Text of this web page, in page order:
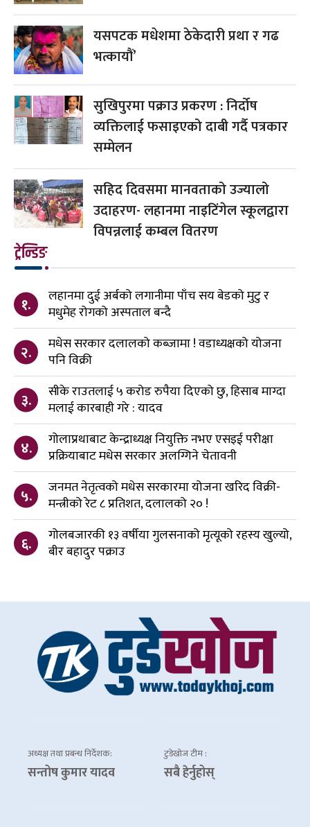
यसपटक मधेशमा ठेकेदारी प्रथा र गढ
भत्कायौं’
सुखिपुरमा पक्राउ प्रकरण : निर्दोष
व्यक्तिलाई फसाइएको दाबी गर्दै पत्रकार
सम्मेलन
सहिद दिवसमा मानवताको उज्यालो
उदाहरण- लहानमा नाइटिंगेल स्कूलद्वारा
विपन्नलाई कम्बल वितरण
ट्रेन्डिङ
१.
लहानमा दुई अर्बको लगानीमा पाँच सय बेडको मुटु र
मधुमेह रोगको अस्पताल बन्दै
२.
मधेस सरकार दलालको कब्जामा ! वडाध्यक्षको योजना
पनि विक्री
३.
सीके राउतलाई ५ करोड रुपैया दिएको छु, हिसाब माग्दा
मलाई कारबाही गरे : यादव
४.
गोलाप्रथाबाट केन्द्राध्यक्ष नियुक्ति नभए एसइई परीक्षा
प्रक्रियाबाट मधेस सरकार अलग्गिने चेतावनी
५.
जनमत नेतृत्वको मधेस सरकारमा योजना खरिद विक्री-
मन्त्रीको रेट ८ प्रतिशत, दलालको २० !
६.
गोलबजारकी १३ वर्षीया गुलसनाको मृत्यूको रहस्य खुल्यो,
बीर बहादुर पक्राउ
अध्यक्ष तथा प्रबन्ध निर्देशक:
सन्तोष कुमार यादव
टुडेखोज टीम :
सबै हेर्नुहोस्